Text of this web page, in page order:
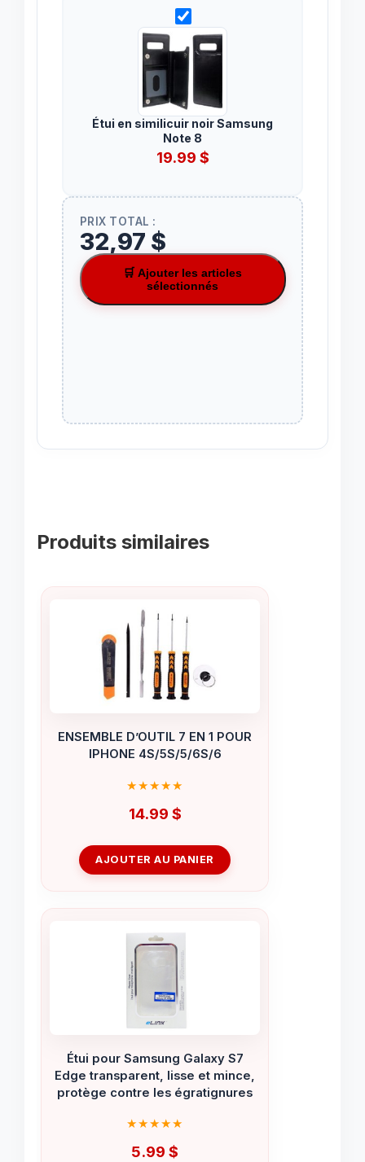
Étui en similicuir noir Samsung
Note 8
19.99 $
PRIX TOTAL :
32,97 $
🛒 Ajouter les articles
sélectionnés
Produits similaires
ENSEMBLE D’OUTIL 7 EN 1 POUR
IPHONE 4S/5S/5/6S/6
14.99 $
AJOUTER AU PANIER
Étui pour Samsung Galaxy S7
Edge transparent, lisse et mince,
protège contre les égratignures
5.99 $